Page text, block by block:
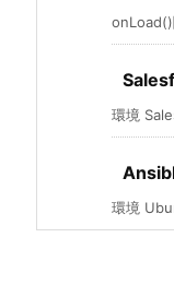
onLoad()
環境
環境